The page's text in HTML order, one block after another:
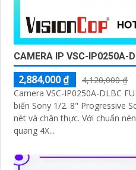
CAMERA IP VSC-IP0250A-
2,884,000 ₫
4,120,000 ₫
Camera VSC-IP0250A-DLBC
biến Sony 1/2. 8" Progressive
nét và chân thực. Với chuẩn nén H.265 cùng khả năng zoom
quang 4X...